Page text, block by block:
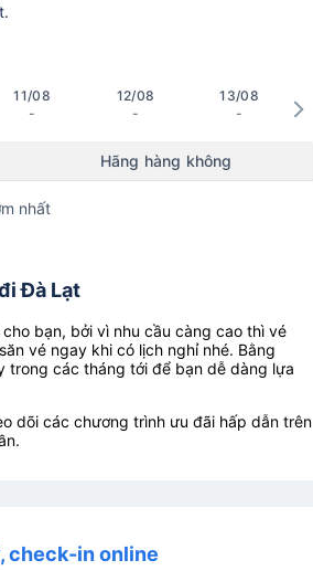
11/08
-
12/08
-
13/08
-
Hãng hàng không
nhất
Đà Lạt
bạn, bởi vì nhu cầu càng cao thì vé
vé ngay khi có lịch nghỉ nhé. Bằng
trong các tháng tới để bạn dễ dàng lựa
dõi các chương trình ưu đãi hấp dẫn trên
check-in online